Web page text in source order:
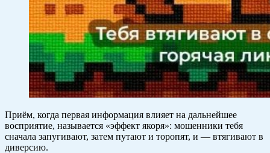
Приём, когда первая информация влияет на дальнейшее
восприятие, называется «эффект якоря»: мошенники тебя
сначала запугивают, затем путают и торопят, и — втягивают в
диверсию.